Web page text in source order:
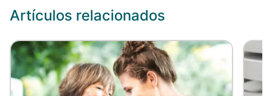
Artículos relacionados